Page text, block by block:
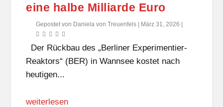
eine halbe Milliarde Euro
Gepostet von Daniela von Treuenfels März 31, 2026
Der Rückbau des „Berliner Experimentier-
Reaktors“ (BER) in Wannsee kostet nach
heutigen...
weiterlesen